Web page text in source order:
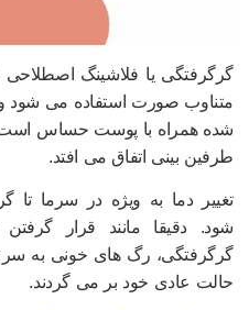
یا فلاشینگ اصطلاحی
صورت استفاده می شود و
همراه با پوست حساس است و
بینی اتفاق می افتد.
دما به ویژه در سرما تا
دقیقا مانند قرار گرفتن
رگ های خونی به
عادی خود بر می گردند.